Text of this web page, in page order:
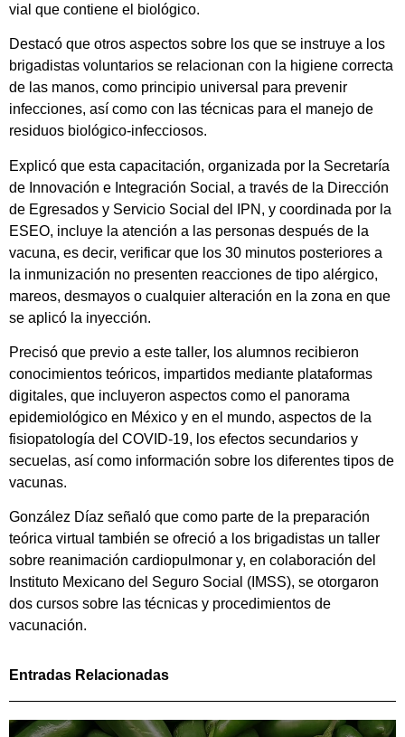
vial que contiene el biológico.
Destacó que otros aspectos sobre los que se instruye a los
brigadistas voluntarios se relacionan con la higiene correcta
de las manos, como principio universal para prevenir
infecciones, así como con las técnicas para el manejo de
residuos biológico-infecciosos.
Explicó que esta capacitación, organizada por la Secretaría
de Innovación e Integración Social, a través de la Dirección
de Egresados y Servicio Social del IPN, y coordinada por la
ESEO, incluye la atención a las personas después de la
vacuna, es decir, verificar que los 30 minutos posteriores a
la inmunización no presenten reacciones de tipo alérgico,
mareos, desmayos o cualquier alteración en la zona en que
se aplicó la inyección.
Precisó que previo a este taller, los alumnos recibieron
conocimientos teóricos, impartidos mediante plataformas
digitales, que incluyeron aspectos como el panorama
epidemiológico en México y en el mundo, aspectos de la
fisiopatología del COVID-19, los efectos secundarios y
secuelas, así como información sobre los diferentes tipos de
vacunas.
González Díaz señaló que como parte de la preparación
teórica virtual también se ofreció a los brigadistas un taller
sobre reanimación cardiopulmonar y, en colaboración del
Instituto Mexicano del Seguro Social (IMSS), se otorgaron
dos cursos sobre las técnicas y procedimientos de
vacunación.
Entradas Relacionadas